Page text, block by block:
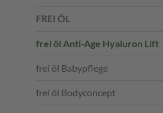
FREI ÖL
frei öl Anti-Age Hyaluron Lift
frei öl Babypflege
frei öl Bodyconcept